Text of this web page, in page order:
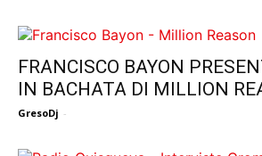
FRANCISCO BAYON
IN BACHATA DI MILLION
GresoDj -